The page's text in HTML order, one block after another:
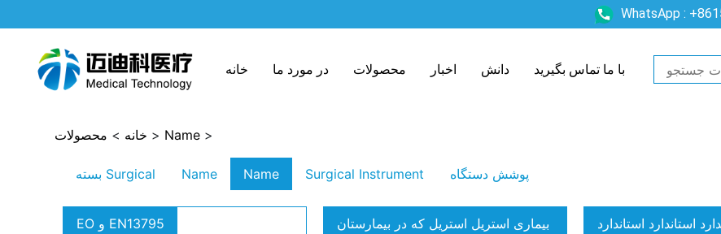
WhatsApp :
خانه در مورد ما محصولات اخبار دانش با ما تماس بگیرید
خانه > محصولات > Name >
بسته Surgical Name Name Surgical Instrument پوشش دستگاه
EO و EN13795
بیماری استریل استریل که در بیمارستان
استاندارد استاندارد